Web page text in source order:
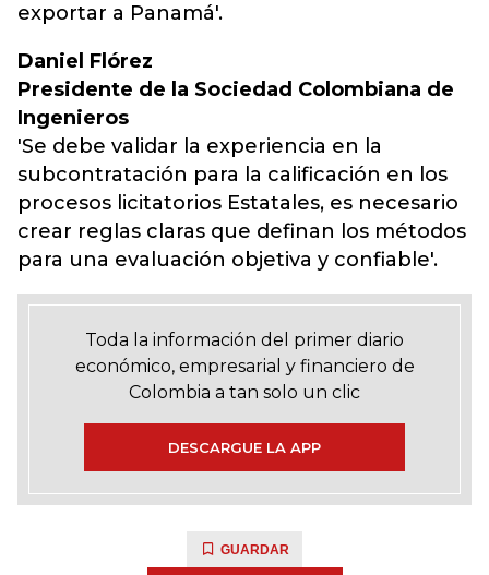
exportar a Panamá'.
Daniel Flórez
Presidente de la Sociedad Colombiana de
Ingenieros
'Se debe validar la experiencia en la
subcontratación para la calificación en los
procesos licitatorios Estatales, es necesario
crear reglas claras que definan los métodos
para una evaluación objetiva y confiable'.
Toda la información del primer diario
económico, empresarial y financiero de
Colombia a tan solo un clic
DESCARGUE LA APP
GUARDAR